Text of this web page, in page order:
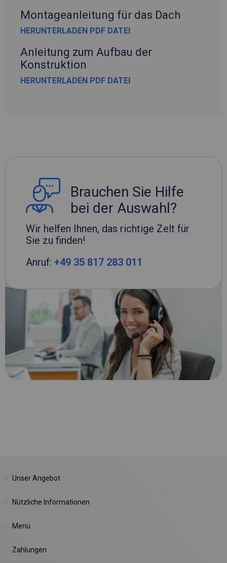
Montageanleitung für das Dach
HERUNTERLADEN PDF DATEI
Anleitung zum Aufbau der
Konstruktion
HERUNTERLADEN PDF DATEI
Brauchen Sie Hilfe
bei der Auswahl?
Wir helfen Ihnen, das richtige Zelt für
Sie zu finden!
Anruf: +49 35 817 283 011
Unser Angebot
Nützliche Informationen
Menü
Zahlungen